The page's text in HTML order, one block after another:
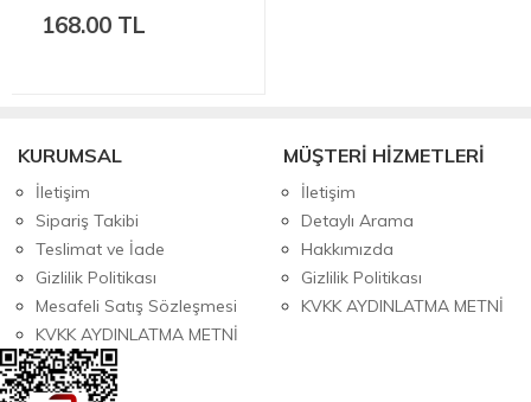
168.00 TL
KURUMSAL
İletişim
Sipariş Takibi
Teslimat ve İade
Gizlilik Politikası
Mesafeli Satış Sözleşmesi
KVKK AYDINLATMA METNİ
MÜŞTERİ HİZMETLERİ
İletişim
Detaylı Arama
Hakkımızda
Gizlilik Politikası
KVKK AYDINLATMA METNİ